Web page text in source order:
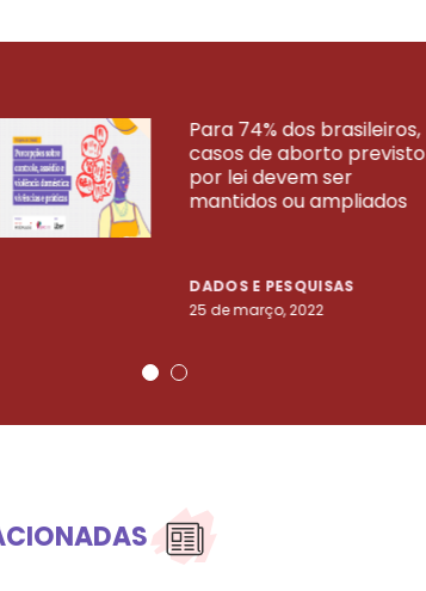
Para 74% dos brasileiros,
casos de aborto previsto
por lei devem ser
mantidos ou ampliados
DADOS E PESQUISAS
25 de março, 2022
VEJA MAIS PESQUISAS